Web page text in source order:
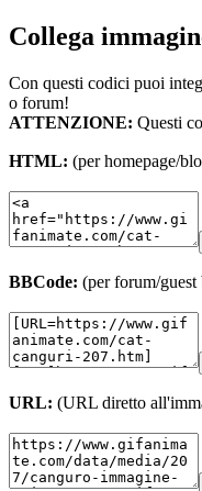
Collega
Con questi codici puoi
o forum!
ATTENZIONE: Questi
HTML: (per homepage/
BBCode: (per forum/guest
URL: (URL diretto